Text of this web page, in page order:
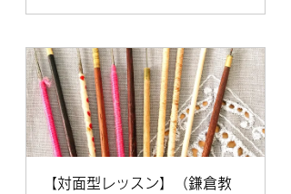
【対面型レッスン】（鎌倉教